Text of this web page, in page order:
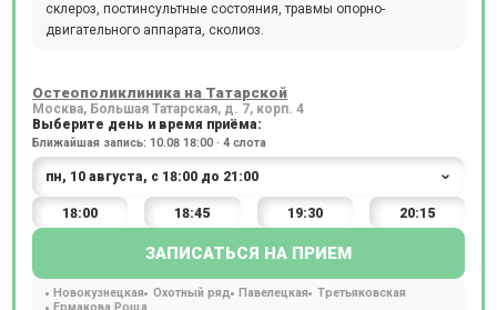
склероз, постинсультные состояния, травмы опорно-
двигательного аппарата, сколиоз.
Остеополиклиника на Татарской
Москва, Большая Татарская, д. 7, корп. 4
Выберите день и время приёма:
Ближайшая запись: 10.08 18:00 · 4 слота
18:00 18:45 19:30 20:15
ЗАПИСАТЬСЯ НА ПРИЕМ
Новокузнецкая Охотный ряд Павелецкая
Третьяковская